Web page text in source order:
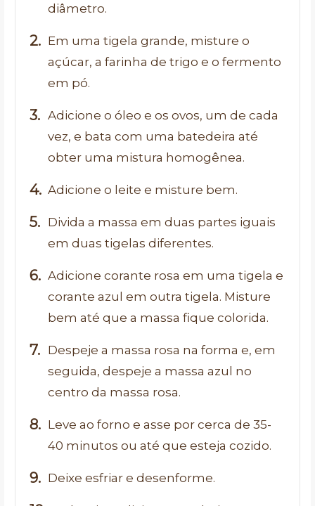
diâmetro.
Em uma tigela grande, misture o
açúcar, a farinha de trigo e o fermento
em pó.
Adicione o óleo e os ovos, um de cada
vez, e bata com uma batedeira até
obter uma mistura homogênea.
Adicione o leite e misture bem.
Divida a massa em duas partes iguais
em duas tigelas diferentes.
Adicione corante rosa em uma tigela e
corante azul em outra tigela. Misture
bem até que a massa fique colorida.
Despeje a massa rosa na forma e, em
seguida, despeje a massa azul no
centro da massa rosa.
Leve ao forno e asse por cerca de 35-
40 minutos ou até que esteja cozido.
Deixe esfriar e desenforme.